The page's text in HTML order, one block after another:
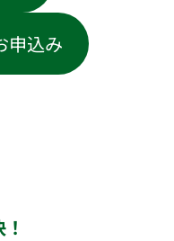
申込み